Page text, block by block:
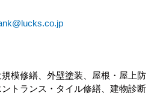
模修繕、外壁塗装、屋根・屋上防
ントランス・タイル修繕、建物診断